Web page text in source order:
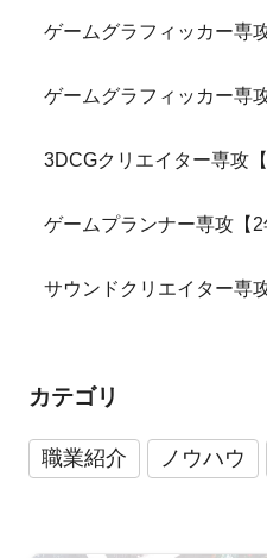
ゲームグラフィッカー専
ゲームグラフィッカー専
3DCGクリエイター専攻【
ゲームプランナー専攻【2
サウンドクリエイター専
カテゴリ
職業紹介 ノウハウ